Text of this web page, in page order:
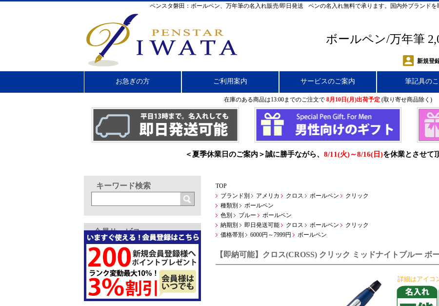
ペンスタ磐田：ボールペン、万年筆の名入れ販売/即日発送 ペンの名入れ無料で承ります。国内外ブランドを
ボールペン/万年筆
新規登
お急ぎの方 ご利用案内 サービスのご案内 筆記具のこ
在庫のある商品は13:00までのご注文で 8月10日(月)出荷予定(取り寄せ商品除く)
＜夏季休業日のご案内＞誠に勝手ながら、 8/11(火)～8/16(日)を休業とさせて
TOP
ブランド別
アメリカ クロス ボールペン
クリック
種類別
ボールペン
色別
ブルー
ボールペン
納期別
即日発送可能 クロス ボールペン
クリック
価格帯別
6000円～7999円 ボールペン
【即納可能】クロス(CROSS) クリック ミッドナイトブルー ボ
詳細はアイコ
会員サービス